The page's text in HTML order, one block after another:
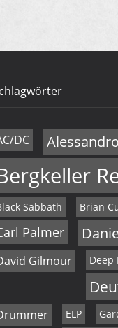
DC
Sabbath Brian
Palmer
Gilmour Deep
ELP